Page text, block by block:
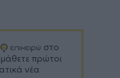
στο
μάθετε πρώτοι
νέα